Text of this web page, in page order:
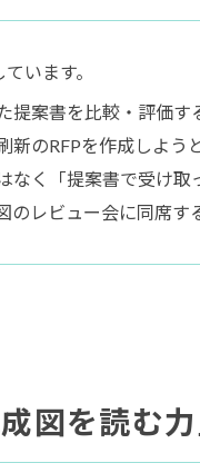
います。
提案書を比較・評価
新のRFPを作成しよう
なく「提案書で受け取
のレビュー会に同席す
図を読む